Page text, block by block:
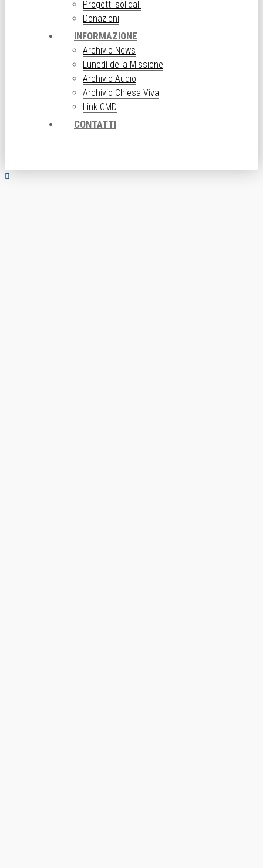
Progetti solidali
Donazioni
INFORMAZIONE
Archivio News
Lunedì della Missione
Archivio Audio
Archivio Chiesa Viva
Link CMD
CONTATTI